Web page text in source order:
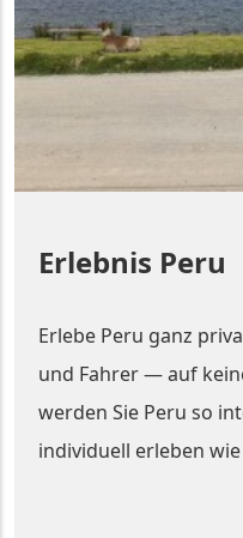
Erlebnis Peru
Erlebe Peru ganz
und Fahrer — auf
werden Sie Peru so
individuell erleben